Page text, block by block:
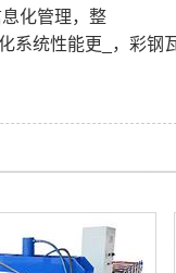
化管理，整
统性能更_，彩钢